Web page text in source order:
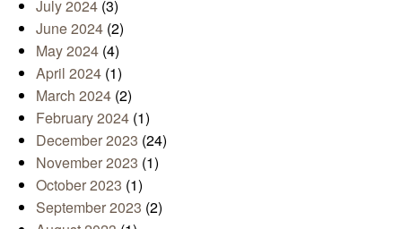
July 2024 (3)
June 2024 (2)
May 2024 (4)
April 2024 (1)
March 2024 (2)
February 2024 (1)
December 2023 (24)
November 2023 (1)
October 2023 (1)
September 2023 (2)